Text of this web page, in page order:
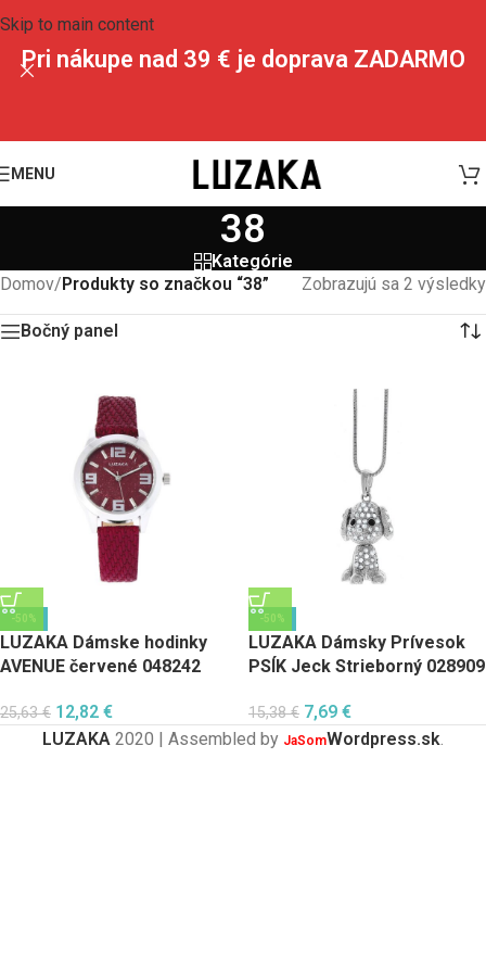
Skip to main content
Pri nákupe nad 39 € je doprava ZADARMO
MENU
38
Kategórie
Domov/Produkty so značkou “38” Zobrazujú sa 2 výsledky
Bočný panel
-50%
LUZAKA Dámske hodinky
AVENUE červené 048242
25,63€ 12,82 €
-50%
LUZAKA Dámsky Prívesok
PSÍK Jeck Strieborný 028909
15,38€ 7,69 €
LUZAKA 2020 | Assembled by JaSomWordpress.sk.